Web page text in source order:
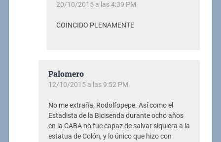
20/10/2015 a las 4:39 PM
COINCIDO PLENAMENTE
Palomero
12/10/2015 a las 9:52 PM
No me extraña, Rodolfopepe. Así como el
Estadista de la Bicisenda durante ocho años
en la CABA no fue capaz de salvar siquiera a la
estatua de Colón, y lo único que hizo con